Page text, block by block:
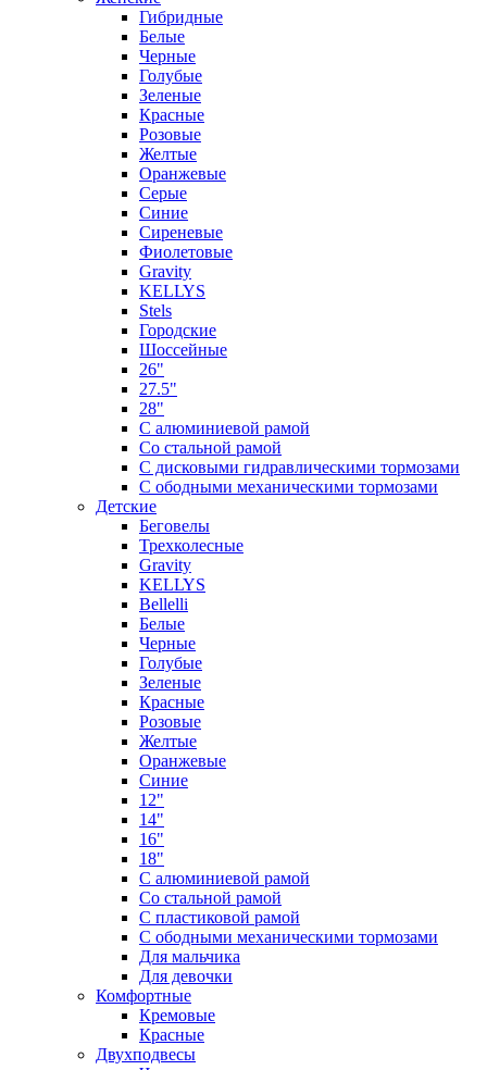
Гибридные
Белые
Черные
Голубые
Зеленые
Красные
Розовые
Желтые
Оранжевые
Серые
Синие
Сиреневые
Фиолетовые
Gravity
KELLYS
Stels
Городские
Шоссейные
26"
27.5"
28"
С алюминиевой рамой
Со стальной рамой
С дисковыми гидравлическими тормозами
С ободными механическими тормозами
Детские
Беговелы
Трехколесные
Gravity
KELLYS
Bellelli
Белые
Черные
Голубые
Зеленые
Красные
Розовые
Желтые
Оранжевые
Синие
12"
14"
16"
18"
С алюминиевой рамой
Со стальной рамой
С пластиковой рамой
С ободными механическими тормозами
Для мальчика
Для девочки
Комфортные
Кремовые
Красные
Двухподвесы